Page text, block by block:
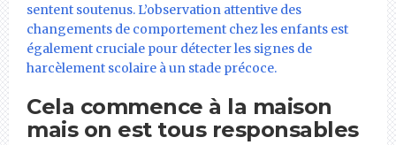
sentent soutenus. L’observation attentive des
changements de comportement chez les enfants est
également cruciale pour détecter les signes de
harcèlement scolaire à un stade précoce.
Cela commence à la maison
mais on est tous responsables